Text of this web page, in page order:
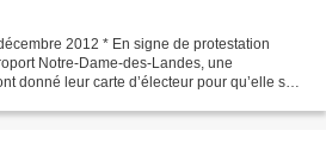
2012 * En signe de protestation
Notre-Dame-des-Landes, une
donné leur carte d’électeur pour qu’elle soit